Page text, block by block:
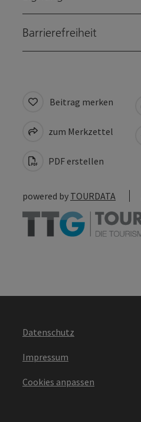
Barrierefreiheit
Beitrag merken
zum Merkzettel
PDF erstellen
powered by TOURDATA
Datenschutz
Impressum
Cookies anpassen